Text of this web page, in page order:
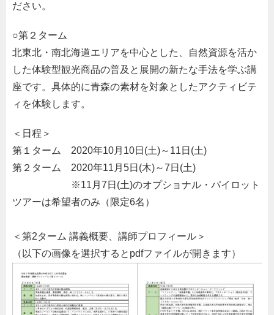
ださい。
○第２ターム
北東北・南北海道エリアを中心とした、自然資源を活か
した体験型観光商品の普及と展開の新たな手法を学ぶ講
座です。具体的に青森の素材を対象としたアクティビテ
ィを体験します。
＜日程＞
第１ターム 2020年10月10日(土)～11日(土)
第２ターム 2020年11月5日(木)～7日(土)
※11月7日(土)のオプショナル・パイロット
ツアーは希望者のみ（限定6名）
＜第2ターム 講義概要、講師プロフィール＞
（以下の画像を選択するとpdfファイルが開きます）